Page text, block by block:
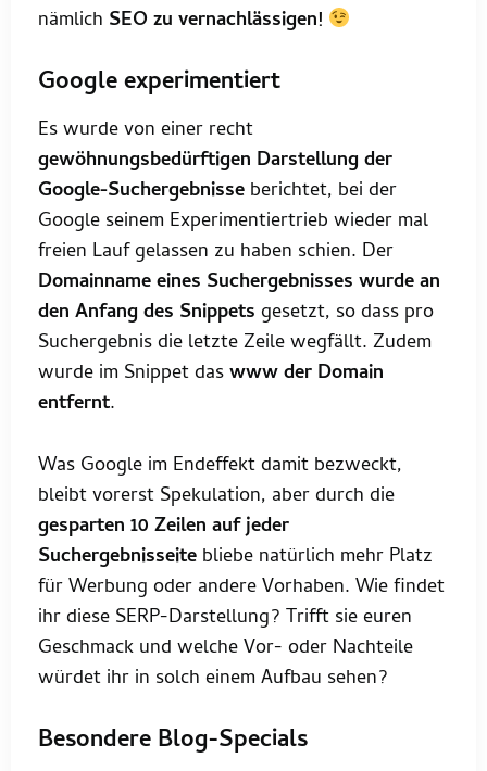
nämlich SEO zu vernachlässigen!
Google experimentiert
Es wurde von einer recht
gewöhnungsbedürftigen Darstellung der
Google-Suchergebnisse berichtet, bei der
Google seinem Experimentiertrieb wieder mal
freien Lauf gelassen zu haben schien. Der
Domainname eines Suchergebnisses wurde an
den Anfang des Snippets gesetzt, so dass pro
Suchergebnis die letzte Zeile wegfällt. Zudem
wurde im Snippet daswww der Domain
entfernt.
Was Google im Endeffekt damit bezweckt,
bleibt vorerst Spekulation, aber durch die
gesparten 10 Zeilen auf jeder
Suchergebnisseite bliebe natürlich mehr Platz
für Werbung oder andere Vorhaben. Wie findet
ihr diese SERP-Darstellung? Trifft sie euren
Geschmack und welche Vor- oder Nachteile
würdet ihr in solch einem Aufbau sehen?
Besondere Blog-Specials